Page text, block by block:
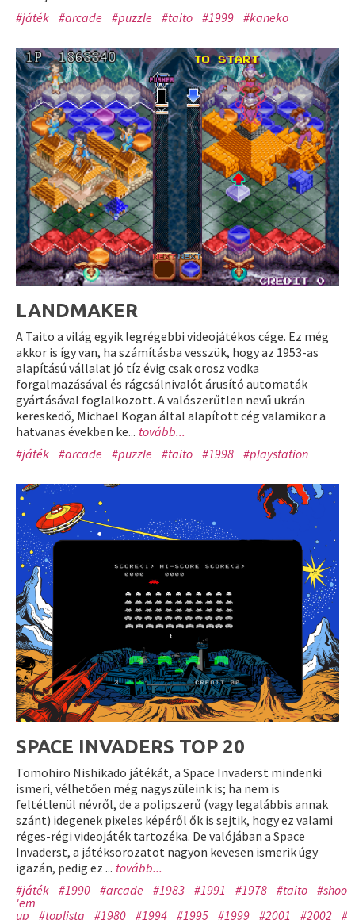
#játék #arcade #puzzle #taito #1999 #kaneko
LANDMAKER
A Taito a világ egyik legrégebbi videojátékos cége. Ez még
akkor is így van, ha számításba vesszük, hogy az 1953-as
alapítású vállalat jó tíz évig csak orosz vodka
forgalmazásával és rágcsálnivalót árusító automaták
gyártásával foglalkozott. A valószerűtlen nevű ukrán
kereskedő, Michael Kogan által alapított cég valamikor a
hatvanas években ke... tovább...
#játék #arcade #puzzle #taito #1998 #playstation
SPACE INVADERS TOP 20
Tomohiro Nishikado játékát, a Space Invaderst mindenki
ismeri, vélhetően még nagyszüleink is; ha nem is
feltétlenül névről, de a polipszerű (vagy legalábbis annak
szánt) idegenek pixeles képéről ők is sejtik, hogy ez valami
réges-régi videojáték tartozéka. De valójában a Space
Invaderst, a játéksorozatot nagyon kevesen ismerik úgy
igazán, pedig ez ... tovább...
#játék #1990 #arcade #1983 #1991 #1978 #taito #shoot
'em
up
#toplista #1980 #1994 #1995 #1999 #2001 #2002